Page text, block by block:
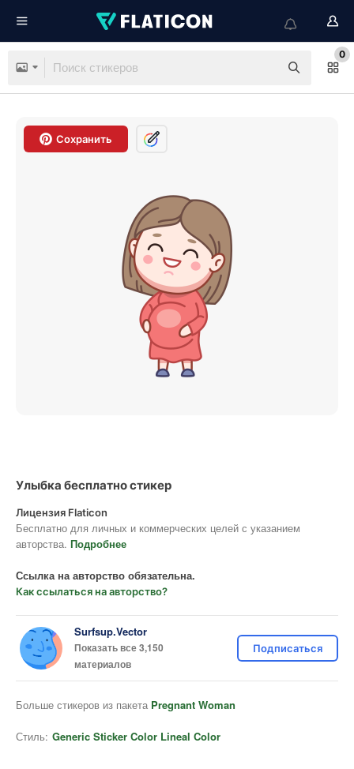
0
Сохранить
Улыбка бесплатно стикер
Лицензия Flaticon
Бесплатно для личных и коммерческих целей с указанием
авторства. Подробнее
Ссылка на авторство обязательна.
Как ссылаться на авторство?
Surfsup.Vector
Показать все 3,150
материалов
Подписаться
Больше стикеров из пакета Pregnant Woman
Стиль: Generic Sticker Color Lineal Color